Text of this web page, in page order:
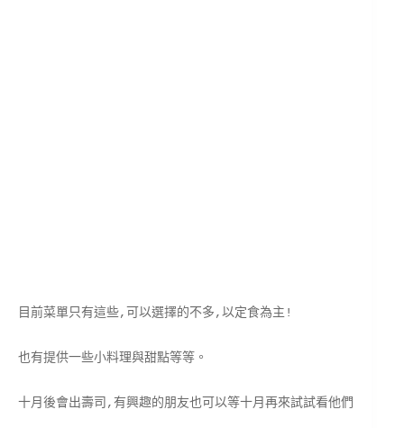
目前菜單只有這些,可以選擇的不多,以定食為主!
也有提供一些小料理與甜點等等。
十月後會出壽司,有興趣的朋友也可以等十月再來試試看他們